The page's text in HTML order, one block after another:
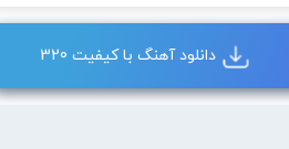
دانلود آهنگ با کیفیت 320